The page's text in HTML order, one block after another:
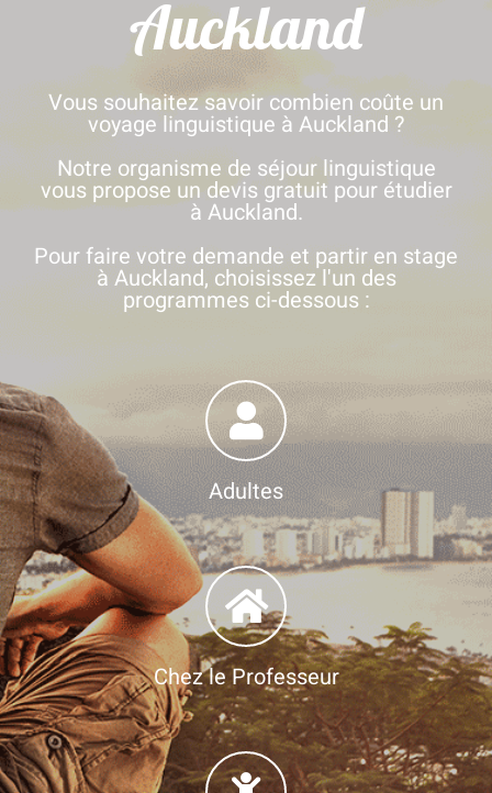
Auckland
Vous souhaitez savoir combien coûte un
voyage linguistique à Auckland ?
Notre organisme de séjour linguistique
vous propose un devis gratuit pour étudier
à Auckland.
Pour faire votre demande et partir en stage
à Auckland, choisissez l'un des
programmes ci-dessous :
Adultes
Chez le Professeur